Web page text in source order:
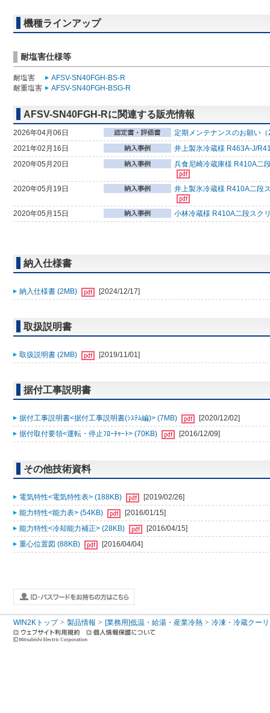
機種ラインアップ
耐塩害仕様等
耐塩害
AFSV-SN40FGH-BS-R
耐重塩害
AFSV-SN40FGH-BSG-R
AFSV-SN40FGH-Rに関連する販売情報
2026年04月06日
定期メンテナンスのお願い
2021年02月16日
井上製氷冷蔵様 R463A-J/
2020年05月20日
兵食尼崎冷蔵庫様 R410A二
2020年05月19日 井上製氷冷蔵様 R410A二段
2020年05月15日 小林冷蔵様 R410A二段スク
納入仕様書
納入仕様書 (2MB) [2024/12/17]
取扱説明書
取扱説明書 (2MB) [2019/11/01]
据付工事説明書
据付工事説明書<据付工事説明書(ｼｽﾃﾑ編)> (7MB)
[2020/12/02]
据付取付要領<運転・停止ﾌﾛｰﾁｬｰﾄ> (70KB)
[2016/12/09]
その他技術資料
電気特性<電気特性表> (188KB)
[2019/02/26]
能力特性<能力表> (54KB)
[2016/01/15]
能力特性<冷却能力補正> (28KB)
[2016/04/15]
重心位置図 (88KB)
[2016/04/04]
WIN2Kトップ 製品情報 [業務用]低温・給湯・産業冷熱 冷凍・冷蔵クー